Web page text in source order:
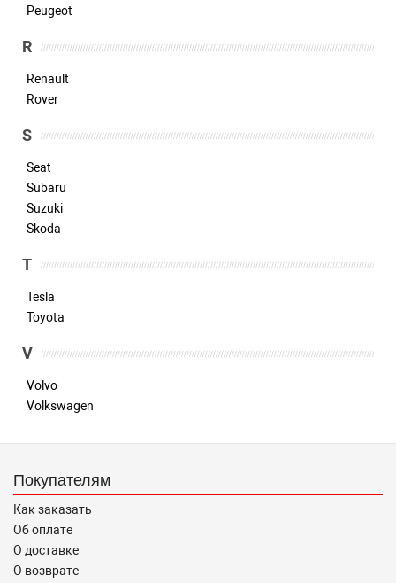
Peugeot
R
Renault
Rover
S
Seat
Subaru
Suzuki
Skoda
T
Tesla
Toyota
V
Volvo
Volkswagen
Покупателям
Как заказать
Об оплате
О доставке
О возврате